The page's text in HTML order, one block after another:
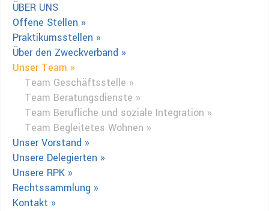
ÜBER UNS
Offene Stellen »
Praktikumsstellen »
Über den Zweckverband »
Unser Team »
Team Geschäftsstelle »
Team Beratungsdienste »
Team Berufliche und soziale Integration »
Team Begleitetes Wohnen »
Unser Vorstand »
Unsere Delegierten »
Unsere RPK »
Rechtssammlung »
Kontakt »